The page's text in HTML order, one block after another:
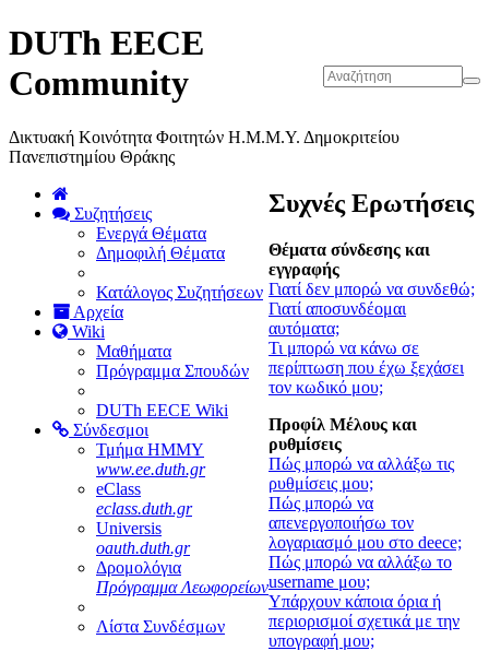
DUTh EECE
Community
Δικτυακή Κοινότητα Φοιτητών Η.Μ.Μ.Υ. Δημοκριτείου
Πανεπιστημίου Θράκης
Συζητήσεις
Ενεργά Θέματα
Δημοφιλή Θέματα
Κατάλογος Συζητήσεων
Αρχεία
Wiki
Μαθήματα
Πρόγραμμα Σπουδών
DUTh EECE Wiki
Σύνδεσμοι
Τμήμα ΗΜΜΥ
www.ee.duth.gr
eClass
eclass.duth.gr
Universis
oauth.duth.gr
Δρομολόγια
Πρόγραμμα Λεωφορείων
Λίστα Συνδέσμων
Συχνές Ερωτήσεις
Θέματα σύνδεσης και
εγγραφής
Γιατί δεν μπορώ να συνδεθώ;
Γιατί αποσυνδέομαι
αυτόματα;
Τι μπορώ να κάνω σε
περίπτωση που έχω ξεχάσει
τον κωδικό μου;
Προφίλ Μέλους και
ρυθμίσεις
Πώς μπορώ να αλλάξω τις
ρυθμίσεις μου;
Πώς μπορώ να
απενεργοποιήσω τον
λογαριασμό μου στο deece;
Πώς μπορώ να αλλάξω το
username μου;
Υπάρχουν κάποια όρια ή
περιορισμοί σχετικά με την
υπογραφή μου;